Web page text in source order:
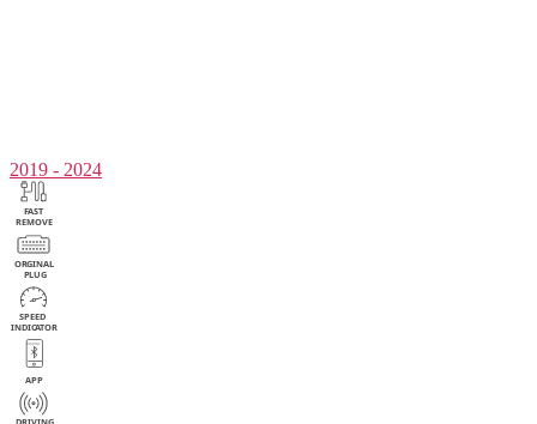
2019 - 2024